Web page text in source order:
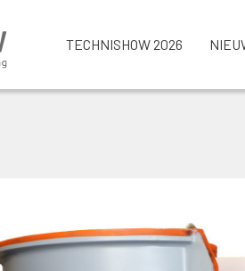
TECHNISHOW 2026